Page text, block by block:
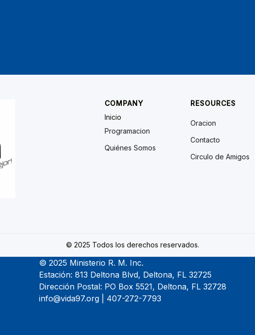
COMPANY
Inicio
Programacion
Quiénes Somos
RESOURCES
Oracion
Contacto
Circulo de Amigos
© 2025 Todos los derechos reservados.
© 2025 Ministerio R. M. Inc.
Estación: 813 Deltona Blvd, Deltona, FL 32725
Dirección Postal: PO Box 5521, Deltona, FL 32728
info@vida97.org | 407-272-7793